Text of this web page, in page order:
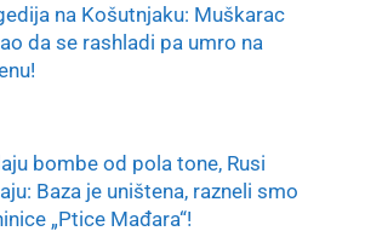
na Košutnjaku: Muškarac
da se rashladi pa umro na
bombe od pola tone, Rusi
Baza je uništena, razneli smo
„Ptice Mađara“!